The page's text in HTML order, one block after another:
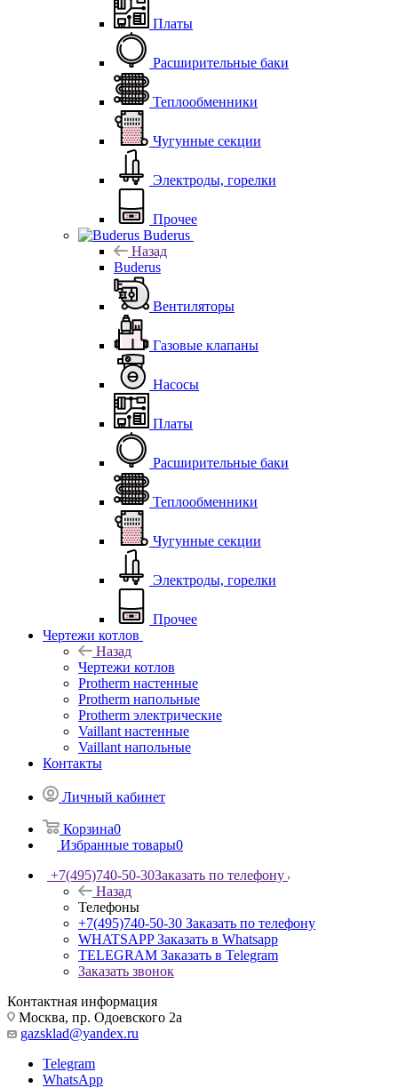
Платы
Расширительные баки
Теплообменники
Чугунные секции
Электроды, горелки
Прочее
Buderus
Назад
Buderus
Вентиляторы
Газовые клапаны
Насосы
Платы
Расширительные баки
Теплообменники
Чугунные секции
Электроды, горелки
Прочее
Чертежи котлов
Назад
Чертежи котлов
Protherm настенные
Protherm напольные
Protherm электрические
Vaillant настенные
Vaillant напольные
Контакты
Личный кабинет
Корзина0
Избранные товары0
+7(495)740-50-30Заказать по телефону
Назад
Телефоны
+7(495)740-50-30 Заказать по телефону
WHATSAPP Заказать в Whatsapp
TELEGRAM Заказать в Telegram
Заказать звонок
Контактная информация
Москва, пр. Одоевского 2а
gazsklad@yandex.ru
Telegram
WhatsApp